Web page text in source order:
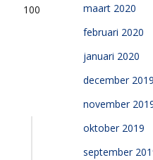
maart 2020
februari 2020
januari 2020
december 2019
november
oktober 2019
september